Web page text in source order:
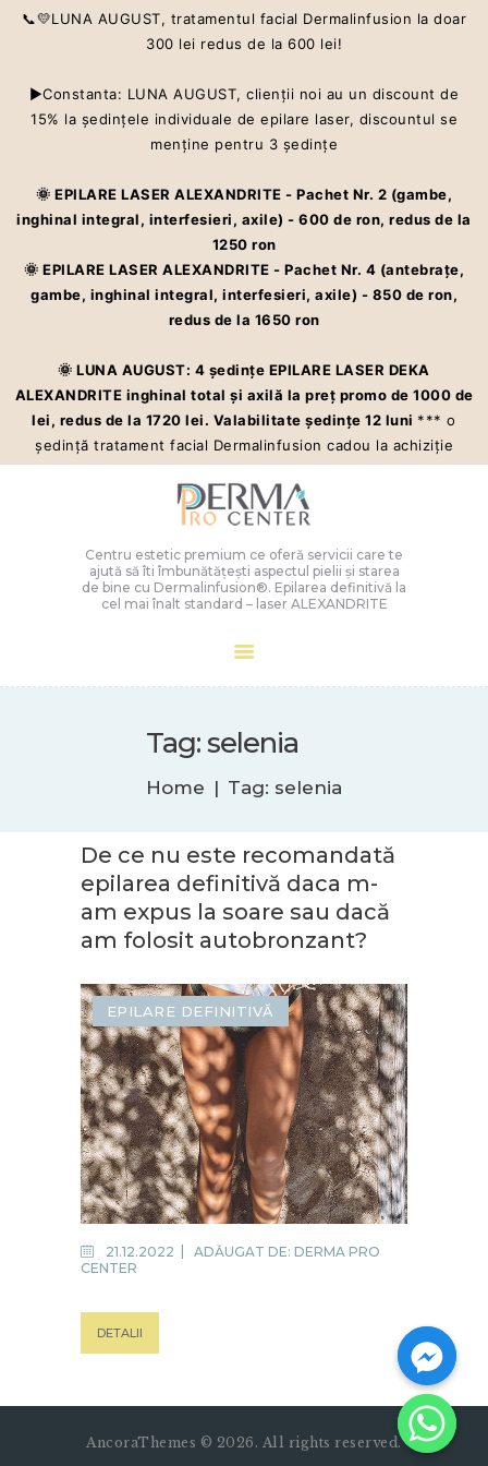
📞💛LUNA AUGUST, tratamentul facial Dermalinfusion la doar
300 lei redus de la 600 lei!
▶Constanta: LUNA AUGUST, clienţii noi au un discount de
15% la şedinţele individuale de epilare laser, discountul se
menţine pentru 3 şedinţe
🌞 EPILARE LASER ALEXANDRITE - Pachet Nr. 2 (gambe,
inghinal integral, interfesieri, axile) - 600 de ron, redus de la
1250 ron
🌞 EPILARE LASER ALEXANDRITE - Pachet Nr. 4 (antebraţe,
gambe, inghinal integral, interfesieri, axile) - 850 de ron,
redus de la 1650 ron
🌞 LUNA AUGUST: 4 şedinţe EPILARE LASER DEKA
ALEXANDRITE inghinal total şi axilă la preţ promo de 1000 de
lei, redus de la 1720 lei. Valabilitate şedinţe 12 luni *** o
şedinţă tratament facial Dermalinfusion cadou la achiziţie
Centru estetic premium ce oferă servicii care te
ajută să îti îmbunătățești aspectul pielii și starea
de bine cu Dermalinfusion®️. Epilarea definitivă la
cel mai înalt standard – laser ALEXANDRITE
Tag: selenia
Home Tag: selenia
Centru estetic premium ce oferă servicii care te ajută să îti îmbunătățești
aspectul pielii și starea de bine cu Dermalinfusion®️. Epilarea definitivă
CONTACT
VINO ÎN ECHIPĂ
PROGRAMARE
FRECVENTE
💥PROMOȚIILE LUNII
De ce nu este recomandată
epilarea definitivă daca m-
am expus la soare sau dacă
am folosit autobronzant?
EPILARE DEFINITIVĂ
21.12.2022 ADĂUGAT DE: DERMA PRO
CENTER
DETALII
AncoraThemes © 2026. All rights reserved.